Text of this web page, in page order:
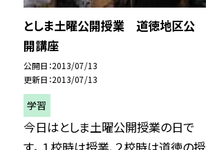
としま土曜公開授業 道徳地区公
開講座
公開日 2013/07/13
更新日 2013/07/13
学習
今日はとしま土曜公開授業の日で